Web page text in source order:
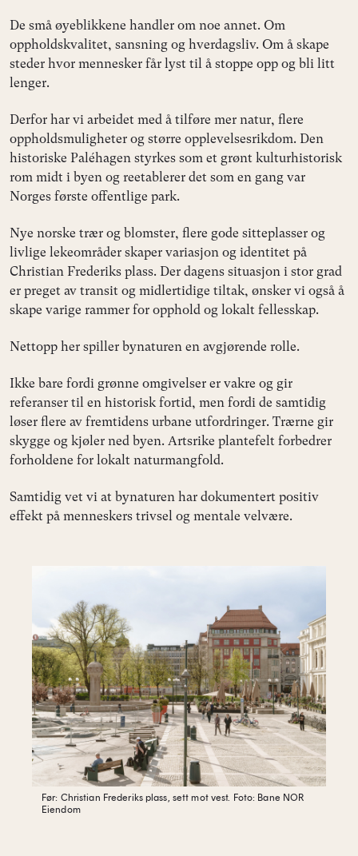
De små øyeblikkene handler om noe annet. Om
oppholdskvalitet, sansning og hverdagsliv. Om å skape
steder hvor mennesker får lyst til å stoppe opp og bli litt
lenger.
Derfor har vi arbeidet med å tilføre mer natur, flere
oppholdsmuligheter og større opplevelsesrikdom. Den
historiske Paléhagen styrkes som et grønt kulturhistorisk
rom midt i byen og reetablerer det som en gang var
Norges første offentlige park.
Nye norske trær og blomster, flere gode sitteplasser og
livlige lekeområder skaper variasjon og identitet på
Christian Frederiks plass. Der dagens situasjon i stor grad
er preget av transit og midlertidige tiltak, ønsker vi også å
skape varige rammer for opphold og lokalt fellesskap.
Nettopp her spiller bynaturen en avgjørende rolle.
Ikke bare fordi grønne omgivelser er vakre og gir
referanser til en historisk fortid, men fordi de samtidig
løser flere av fremtidens urbane utfordringer. Trærne gir
skygge og kjøler ned byen. Artsrike plantefelt forbedrer
forholdene for lokalt naturmangfold.
Samtidig vet vi at bynaturen har dokumentert positiv
effekt på menneskers trivsel og mentale velvære.
Før: Christian Frederiks plass, sett mot vest. Foto: Bane NOR
Eiendom